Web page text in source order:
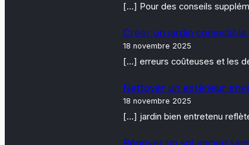
[…] Pour des conseils
Créer un jardin
18 novembre 2025
[…] erreurs coûteuses et les
Nettoyer un extérieur
18 novembre 2025
[…] jardin bien entretenu